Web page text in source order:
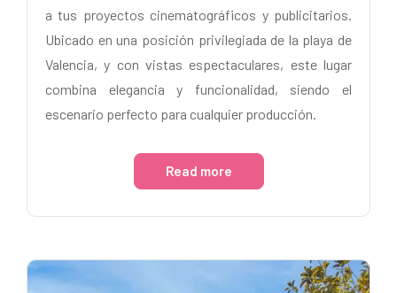
a tus proyectos cinematográficos y publicitarios.
Ubicado en una posición privilegiada de la playa de
Valencia, y con vistas espectaculares, este lugar
combina elegancia y funcionalidad, siendo el
escenario perfecto para cualquier producción.
Read more